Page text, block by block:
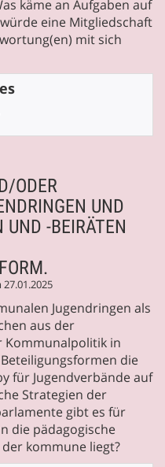
käme an Aufgaben auf
eine Mitgliedschaft
mit sich
ODER
UND
-BEIRÄTEN
27.01.2025
Jugendringen als
aus der
Kommunalpolitik in
die
für Jugendverbände auf
Strategien der
gibt es für
die pädagogische
kommune liegt?